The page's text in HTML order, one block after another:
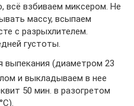
всё взбиваем миксером. Не
массу, всыпаем
с разрыхлителем.
густоты.
выпекания (диаметром 23
и выкладываем в нее
50 мин. в разогретом